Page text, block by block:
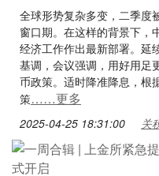
全球形势复杂多变，二季度
窗口期。在这样的背景下，
经济工作作出最新部署。延
基调，会议强调，用好用足
币政策。适时降准降息，根
策……更多
2025-04-25 18:31:00 关